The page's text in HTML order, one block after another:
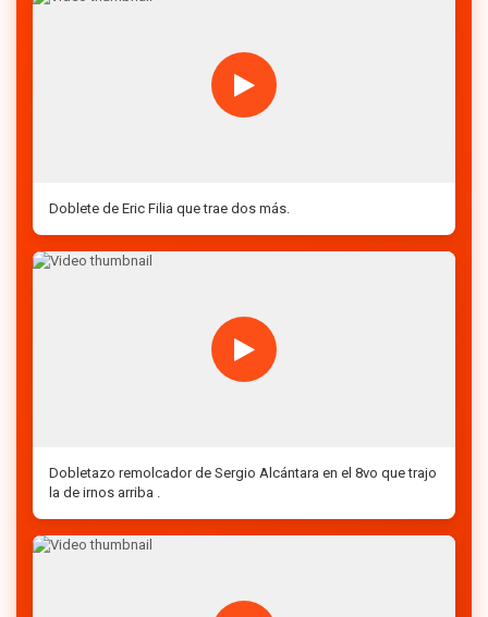
Doblete de Eric Filia que trae dos más.
Dobletazo remolcador de Sergio Alcántara en el 8vo que trajo
la de irnos arriba .